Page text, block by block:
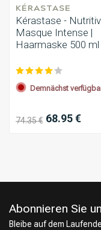
KÉRASTASE
Kérastase -
Masque Intense |
Haarmaske 500 ml
Demnächst
74.35 € 68.95 €
Abonnieren Sie
Bleibe auf dem